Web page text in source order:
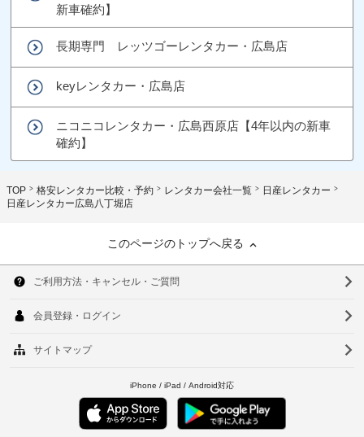
新車確約】
長期専門 レッツゴーレンタカー・広島店
keyレンタカー・広島店
ニコニコレンタカー・広島西原店【4年以内の新車
確約】
TOP 格安レンタカー比較・予約 レンタカー会社一覧
日産レンタカー
日産レンタカー広島八丁堀店
このページのトップへ戻る